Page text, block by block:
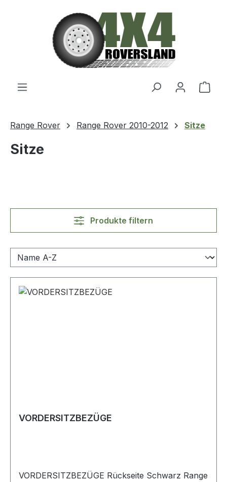
Zum Hauptinhalt springen
Range Rover Range Rover 2010-2012 Sitze
Sitze
Produkte filtern
VORDERSITZBEZÜGE
VORDERSITZBEZÜGE Rückseite Schwarz Range